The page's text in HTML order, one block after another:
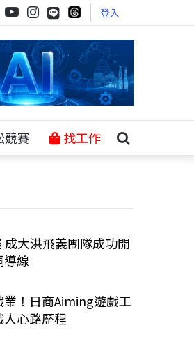
登入
競賽 找工作
成大洪飛義團隊成功開
導線
！日商Aiming遊戲工
心路歷程